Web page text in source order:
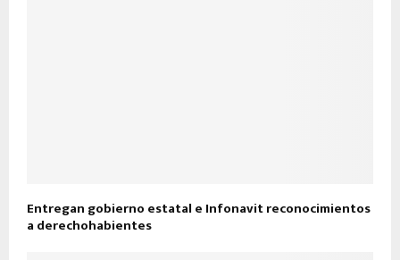
Entregan gobierno estatal e Infonavit reconocimientos
a derechohabientes